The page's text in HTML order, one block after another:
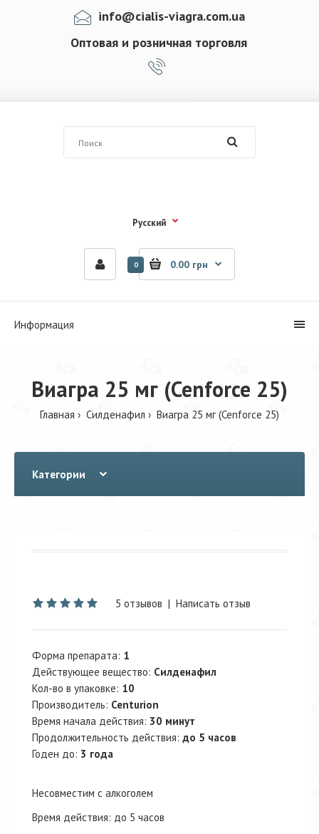
info@cialis-viagra.com.ua
Оптовая и розничная торговля
Русский
0 0.00 грн
Информация
Виагра 25 мг (Cenforce 25)
Главная Cилденафил Виагра 25 мг (Cenforce 25)
Категории
5 отзывов | Написать отзыв
Форма препарата: 1
Действующее вещество: Силденафил
Кол-во в упаковке: 10
Производитель: Centurion
Время начала действия: 30 минут
Продолжительность действия: до 5 часов
Годен до: 3 года
Несовместим с алкоголем
Время действия: до 5 часов